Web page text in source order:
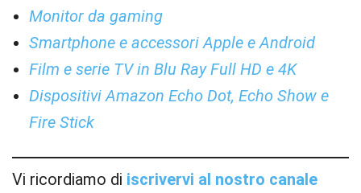
Monitor da gaming
Smartphone e accessori Apple e Android
Film e serie TV in Blu Ray Full HD e 4K
Dispositivi Amazon Echo Dot, Echo Show e
Fire Stick
Vi ricordiamo di iscrivervi al nostro canale